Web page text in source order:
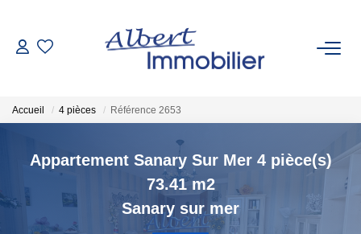
ESTIMATION
GESTION LOCATIVE
Accueil 4 pièces Référence 2653
Appartement Sanary Sur Mer 4 pièce(s)
73.41 m2
Sanary sur mer